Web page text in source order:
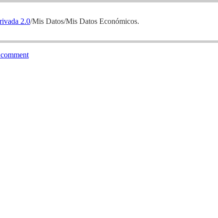
2.0/Mis Datos/Mis Datos Económicos.